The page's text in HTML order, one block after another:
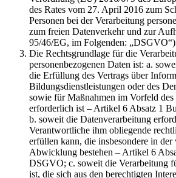
des Rates vom 27. April 2016 zum
Personen bei der Verarbeitung
zum freien Datenverkehr und zur
95/46/EG, im Folgenden:
Die Rechtsgrundlage für die
personenbezogenen Daten ist: a.
die Erfüllung des Vertrags über
Bildungsdienstleistungen oder des
sowie für Maßnahmen im Vorfeld des
erforderlich ist – Artikel 6 Absatz 1
b. soweit die Datenverarbeitung
Verantwortliche ihm obliegende
erfüllen kann, die insbesondere in der
Abwicklung bestehen – Artikel 6
DSGVO; c. soweit die Verarbeitung
ist, die sich aus den berechtigten